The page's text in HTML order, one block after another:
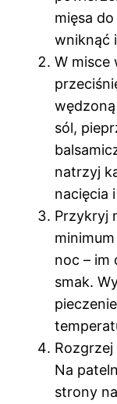
mięsa
wniknąć
W misce
sól,
natrzyj
nacięcia
Przykryj
noc – im
smak.
Rozgrzej
Na
strony